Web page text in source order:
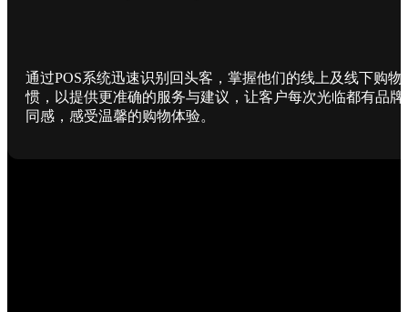
通过POS系统迅速识别回头客，掌握他们的线上及线下购物
惯，以提供更准确的服务与建议，让客户每次光临都有品牌
同感，感受温馨的购物体验。